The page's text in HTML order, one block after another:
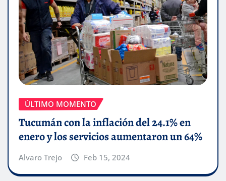
ÚLTIMO MOMENTO
Tucumán con la inflación del 24.1% en
enero y los servicios aumentaron un 64%
Alvaro Trejo Feb 15, 2024